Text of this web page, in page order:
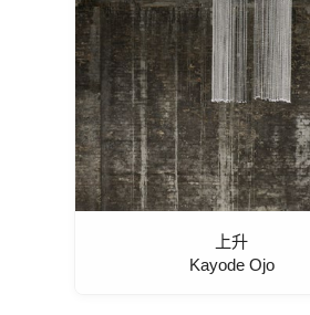
上升
Kayode Ojo